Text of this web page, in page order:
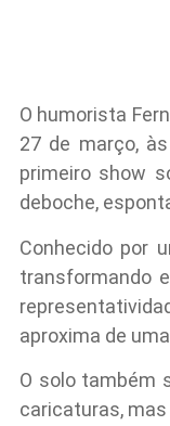
O humorista
27 de março,
primeiro show
deboche,
Conhecido por
transformando
aproxima de
O solo também
caricaturas,